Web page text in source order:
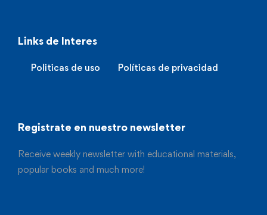
Links de Interes
Politicas de uso Políticas de privacidad
Registrate en nuestro newsletter
Receive weekly newsletter with educational materials,
popular books and much more!